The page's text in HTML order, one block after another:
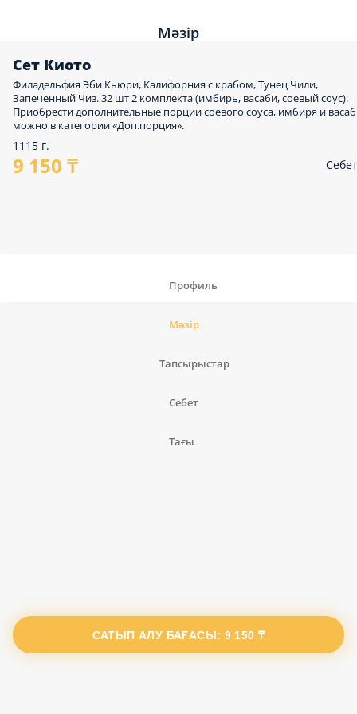
Мәзір
Сет Киото
Филадельфия Эби Кьюри, Калифорния с крабом, Тунец Чили,
Запеченный Чиз. 32 шт 2 комплекта (имбирь, васаби, соевый соус).
Приобрести дополнительные порции соевого соуса, имбиря и
можно в категории «Доп.порция».
1115 г.
9 150 ₸
САТЫП АЛУ БАҒАСЫ: 9 150 ₸
Профиль
Мәзір
Тапсырыстар
Себет
Тағы